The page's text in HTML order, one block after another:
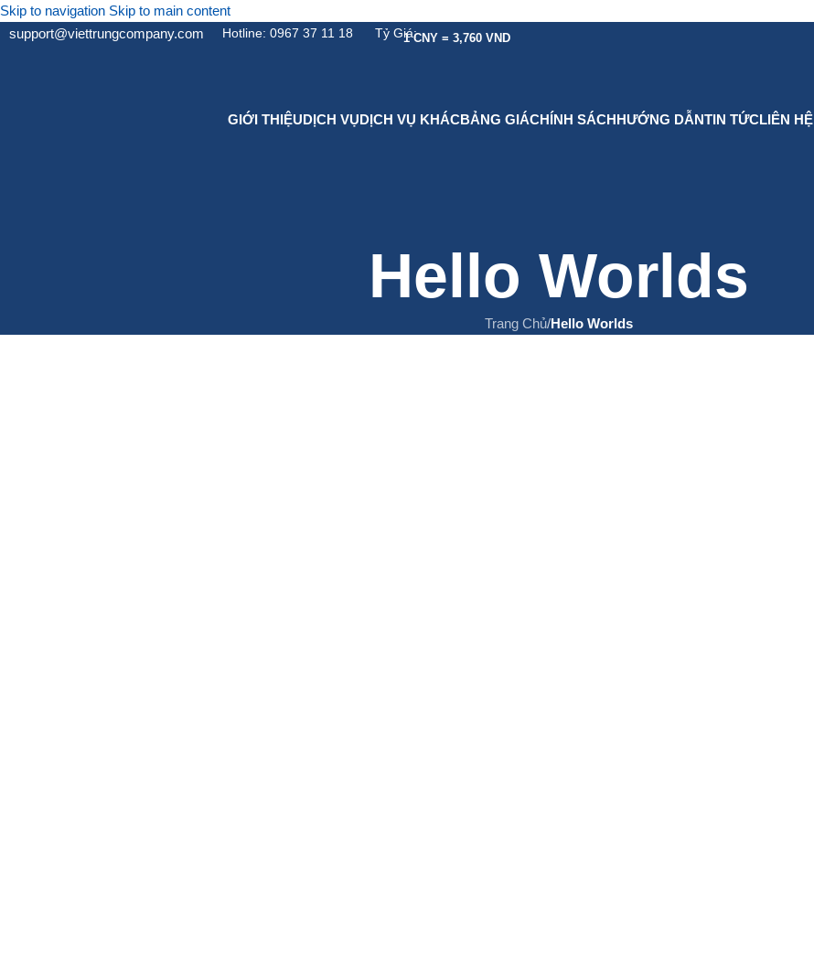
Skip to navigation Skip to main content
support@viettrungcompany.com
Hotline: 0967 37 11 18 Tỷ Giá:1 CNY = 3,760 VND
GIỚI THIỆUDỊCH VỤDỊCH VỤ KHÁCBẢNG GIÁCHÍNH SÁCHHƯỚNG DẪNTIN TỨCLIÊN HỆ
Hello Worlds
Trang Chủ/Hello Worlds